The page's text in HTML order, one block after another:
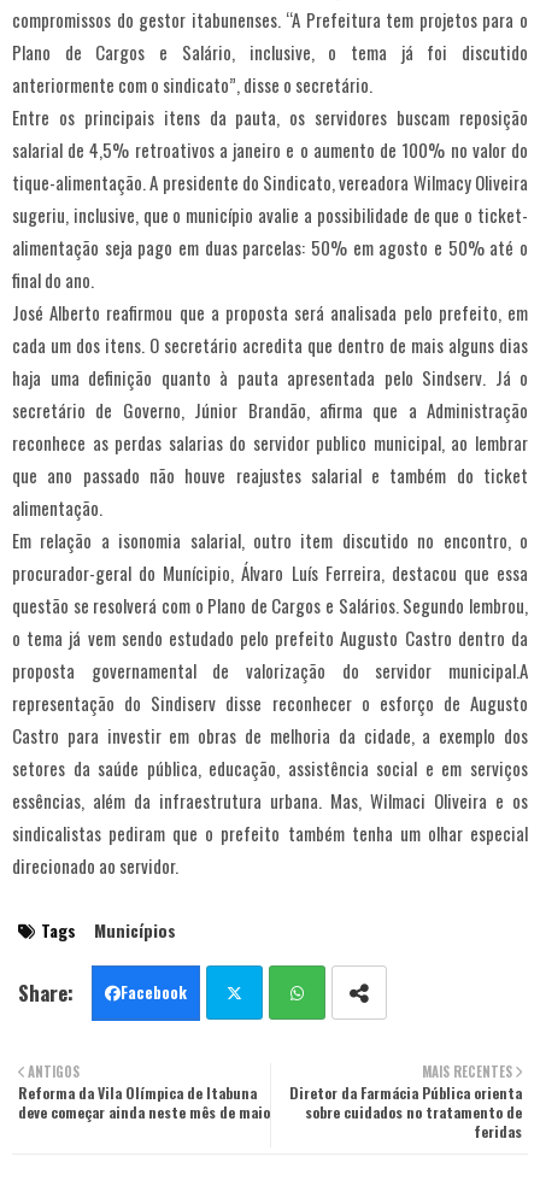
compromissos do gestor itabunenses. “A Prefeitura tem projetos para o
Plano de Cargos e Salário, inclusive, o tema já foi discutido
anteriormente com o sindicato”, disse o secretário.
Entre os principais itens da pauta, os servidores buscam reposição
salarial de 4,5% retroativos a janeiro e o aumento de 100% no valor do
tique-alimentação. A presidente do Sindicato, vereadora Wilmacy Oliveira
sugeriu, inclusive, que o município avalie a possibilidade de que o ticket-
alimentação seja pago em duas parcelas: 50% em agosto e 50% até o
final do ano.
José Alberto reafirmou que a proposta será analisada pelo prefeito, em
cada um dos itens. O secretário acredita que dentro de mais alguns dias
haja uma definição quanto à pauta apresentada pelo Sindserv. Já o
secretário de Governo, Júnior Brandão, afirma que a Administração
reconhece as perdas salarias do servidor publico municipal, ao lembrar
que ano passado não houve reajustes salarial e também do ticket
alimentação.
Em relação a isonomia salarial, outro item discutido no encontro, o
procurador-geral do Munícipio, Álvaro Luís Ferreira, destacou que essa
questão se resolverá com o Plano de Cargos e Salários. Segundo lembrou,
o tema já vem sendo estudado pelo prefeito Augusto Castro dentro da
proposta governamental de valorização do servidor municipal.A
representação do Sindiserv disse reconhecer o esforço de Augusto
Castro para investir em obras de melhoria da cidade, a exemplo dos
setores da saúde pública, educação, assistência social e em serviços
essências, além da infraestrutura urbana. Mas, Wilmaci Oliveira e os
sindicalistas pediram que o prefeito também tenha um olhar especial
direcionado ao servidor.
Tags Municípios
Facebook
ter tsa
MAIS RECENTES
Diretor da Farmácia Pública orienta
sobre cuidados no tratamento de
feridas
ANTIGOS
Reforma da Vila Olímpica de Itabuna
deve começar ainda neste mês de maio